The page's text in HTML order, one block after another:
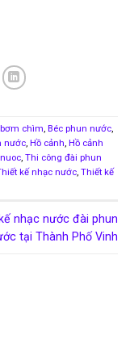
chìm, Béc phun nước,
nước, Hồ cảnh, Hồ cảnh
, Thi công đài phun
kế nhạc nước, Thiết kế
nhạc nước đài phun
tại Thành Phố Vinh